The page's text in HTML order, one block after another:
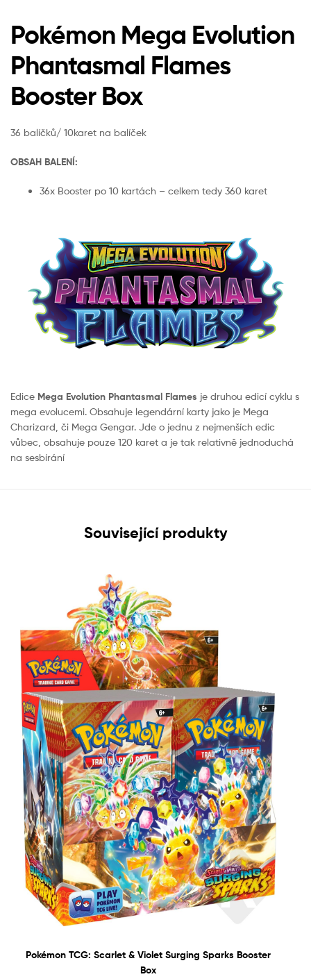
Pokémon Mega Evolution
Phantasmal Flames
Booster Box
36 balíčků/ 10karet na balíček
OBSAH BALENÍ:
36x Booster po 10 kartách – celkem tedy 360 karet
Edice Mega Evolution Phantasmal Flames je druhou edicí cyklu s
mega evolucemi. Obsahuje legendární karty jako je Mega
Charizard, či Mega Gengar. Jde o jednu z nejmenších edic
vůbec, obsahuje pouze 120 karet a je tak relativně jednoduchá
na sesbírání
Související produkty
Pokémon TCG: Scarlet & Violet Surging Sparks Booster
Box